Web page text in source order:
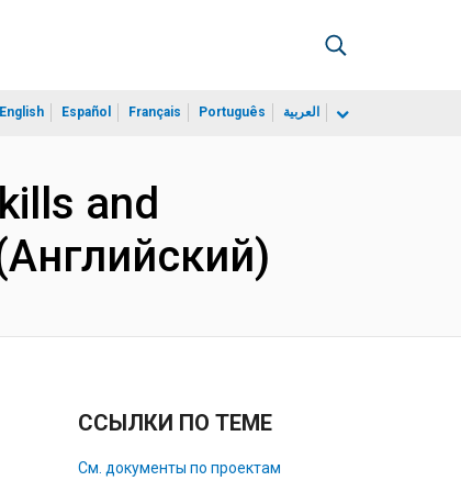
English Español Français Português العربية
and
ССЫЛКИ ПО ТЕМЕ
См. документы по проектам